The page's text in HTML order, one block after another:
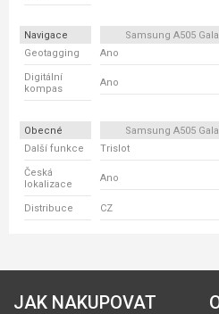
Navigace Samsung A505
Geotagging
Ano
Digitální
kompas
Ano
Obecné Samsung A505
Další funkce
Trislot
Česká
lokalizace
Ano
Distribuce CZ
JAK NAKUPOVAT